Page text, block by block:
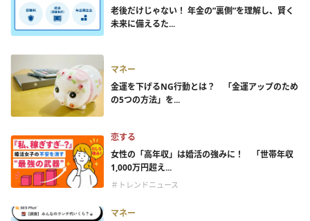
老後だけじゃない！ 年金の”裏側”を理解し、賢く
未来に備えるた...
マネー
金運を下げるNG行動とは？ 「金運アップのため
の5つの方法」を...
恋する
女性の「高年収」は婚活の強みに！ 「世帯年収
1,000万円超え...
＃トレンドニュース
マネー